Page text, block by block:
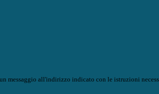
messaggio all'indirizzo indicato con le istruzioni